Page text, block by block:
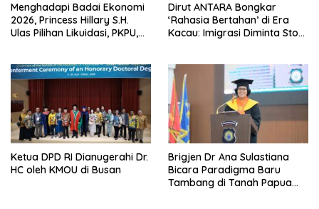
Menghadapi Badai Ekonomi
2026, Princess Hillary S.H.
Ulas Pilihan Likuidasi, PKPU,
Dirut ANTARA Bongkar
‘Rahasia Bertahan’ di Era
Kacau: Imigrasi Diminta Stop
Ketua DPD RI Dianugerahi Dr.
HC oleh KMOU di Busan
Brigjen Dr Ana Sulastiana
Bicara Paradigma Baru
Tambang di Tanah Papua